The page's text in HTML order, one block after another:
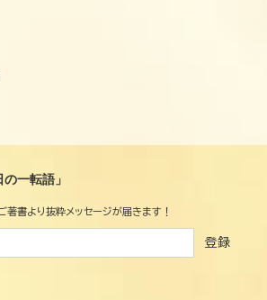
一転語」
書より抜粋メッセージが届きます！
登録